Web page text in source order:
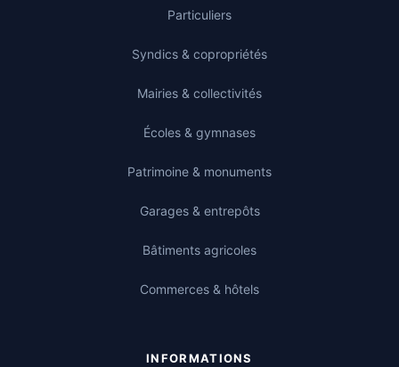
Particuliers
Syndics & copropriétés
Mairies & collectivités
Écoles & gymnases
Patrimoine & monuments
Garages & entrepôts
Bâtiments agricoles
Commerces & hôtels
INFORMATIONS